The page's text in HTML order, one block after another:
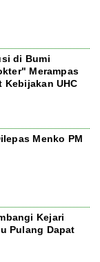
di Bumi
Merampas
Kebijakan UHC
Menko PM
Kejari
Pulang Dapat